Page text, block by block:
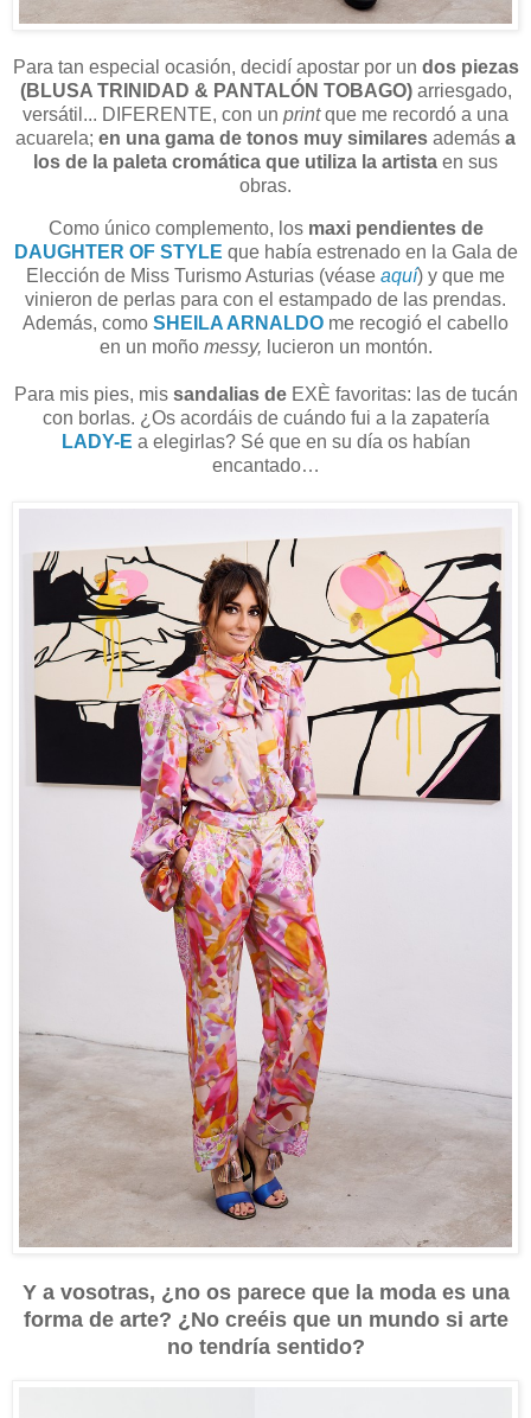
Para tan especial ocasión, decidí apostar por un dos piezas
(BLUSA TRINIDAD & PANTALÓN TOBAGO) arriesgado,
versátil... DIFERENTE, con un printque me recordó a una
acuarela; en una gama de tonos muy similares además a
los de la paleta cromática que utiliza la artista en sus
obras.
Como único complemento, los maxi pendientes de
DAUGHTER OF STYLE que había estrenado en la Gala de
Elección de Miss Turismo Asturias (véase aquí) y que me
vinieron de perlas para con el estampado de las prendas.
Además, como SHEILA ARNALDO me recogió el cabello
en un moño messy, lucieron un montón.
Para mis pies, mis sandalias deEXÈ favoritas: las de tucán
con borlas. ¿Os acordáis de cuándo fui a la zapatería
LADY-E a elegirlas? Sé que en su día os habían
encantado…
Y a vosotras, ¿no os parece que la moda es una
forma de arte? ¿No creéis que un mundo si arte
no tendría sentido?